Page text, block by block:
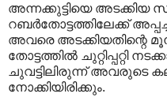
അന്നക്കുട്ടിയെ അടക്കിയ
റബർതോട്ടത്തിലേക്ക്
അവരെ അടക്കിയതിന്റെ
തോട്ടത്തിൽ ചുറ്റിപ്പറ്റി
ചുവട്ടിലിരുന്ന് അവരുടെ
നോക്കിയിരിക്കും.